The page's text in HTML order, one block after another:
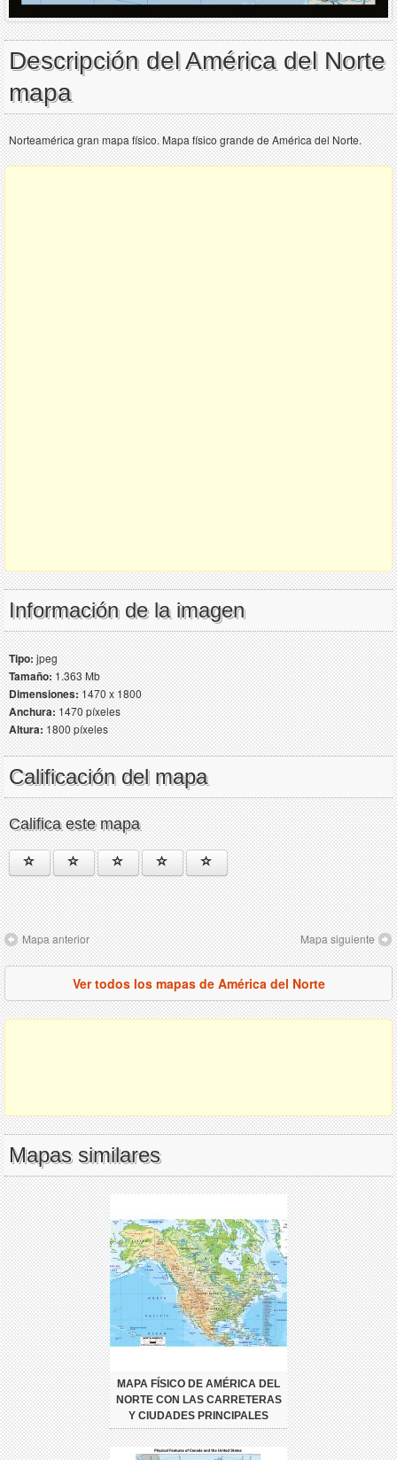
Descripción del América del Norte
mapa
Norteamérica gran mapa físico. Mapa físico grande de América del Norte.
Información de la imagen
Tipo:jpeg
Tamaño:1.363 Mb
Dimensiones:1470 x 1800
Anchura:1470 píxeles
Altura:1800 píxeles
Calificación del mapa
Califica este mapa
Mapa anterior Mapa siguiente
Ver todos los mapas de América del Norte
Mapas similares
MAPA FÍSICO DE AMÉRICA DEL
NORTE CON LAS CARRETERAS
Y CIUDADES PRINCIPALES